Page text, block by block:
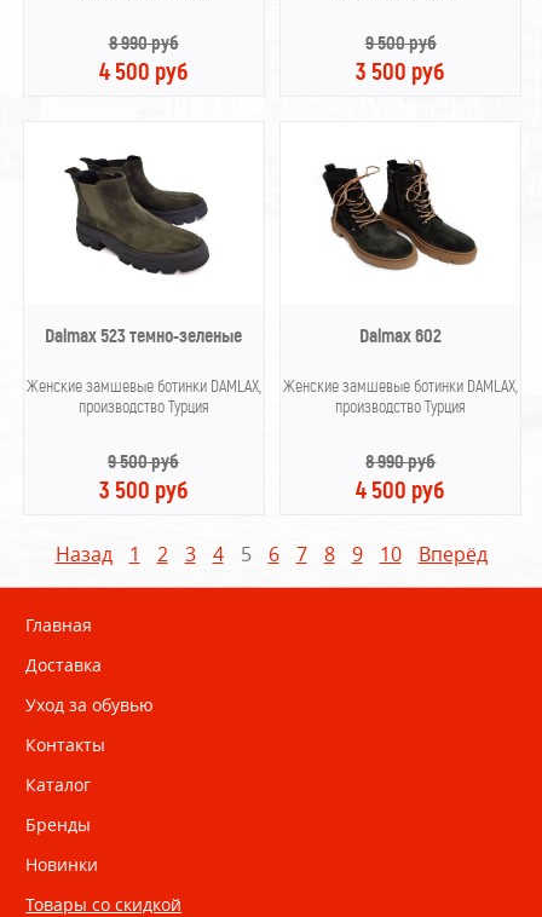
8 990 руб
4 500 руб
9 500 руб
3 500 руб
Dalmax 523 темно-зеленые
Женские замшевые ботинки DAMLAX,
производство Турция
9 500 руб
3 500 руб
Dalmax 602
Женские замшевые ботинки DAMLAX,
производство Турция
8 990 руб
4 500 руб
Назад 1 2 3 4 5 6 7 8 9 10 Вперёд
Главная
Доставка
Уход за обувью
Контакты
Каталог
Бренды
Новинки
Товары со скидкой